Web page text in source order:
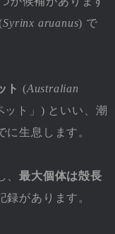
Syrinx aruanus) で
ト (Australian
ット」) といい、潮
生息します。
、最大個体は殻長
録があります。